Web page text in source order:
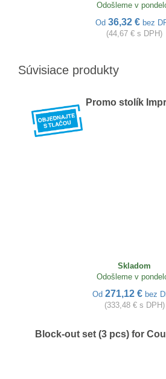
Odošleme v
Od 36,32 € bez
(44,67 € s DPH)
Súvisiace produkty
Promo stolík
Skladom
Odošleme v
Od 271,12 € bez
(333,48 € s DPH)
Block-out set (3 pcs) for